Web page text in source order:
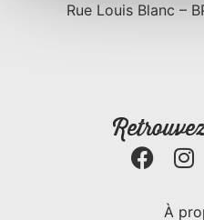
Rue Louis Blanc –
À